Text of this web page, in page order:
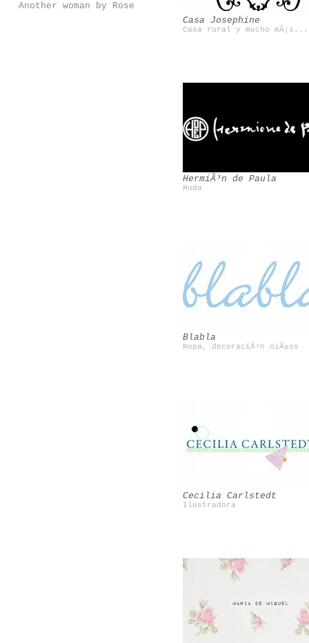
Another woman by Rose
Casa Josephine
Casa rural y mucho mÃ¡s...
HermiÃ³n de Paula
Moda
Rosa Basurto
Blabla
Ropa, decoraciÃ³n niÃ±os
Rob Ryan
Cecilia Carlstedt
Ilustradora
Mini Rodini
Sarah Perlis